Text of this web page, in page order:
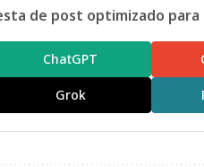
de post optimizado para
ChatGPT
Grok